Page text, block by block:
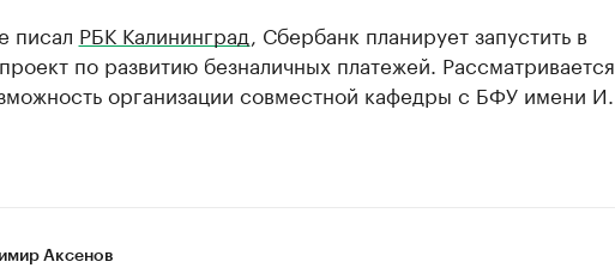
писал РБК Калининград , Сбербанк планирует запустить в
по развитию безналичных платежей. Рассматривается
организации совместной кафедры с БФУ имени И.
Аксенов